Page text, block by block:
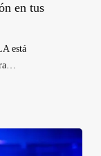
en tus
está